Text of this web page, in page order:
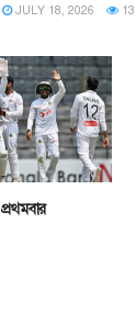
JULY 18, 2026 13